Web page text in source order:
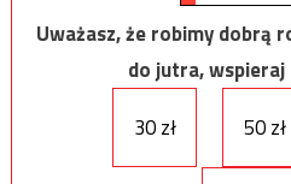
Uważasz, że robimy dobrą
do jutra, wspieraj
30 zł
50 zł